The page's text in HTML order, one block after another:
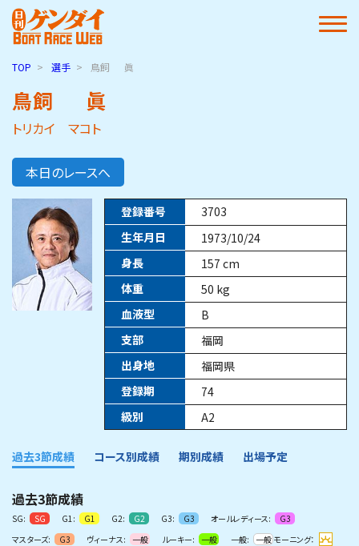
TOP 選手 鳥飼 眞
鳥飼 眞
トリカイ マコト
本日のレースへ
登録番号
3703
生年月日
1973/10/24
身長
157 cm
体重
50 kg
血液型
B
支部
福岡
出身地
福岡県
登録期
74
級別
A2
過去3節成績 コース別成績 期別成績 出場予定
過去3節成績
SG: SG G1: G1 G2: G2 G3: G3 オールレディース:
G3
マスターズ:
G3 ヴィーナス: 一般 ルーキー: 一般 一般: 一般 モーニング：